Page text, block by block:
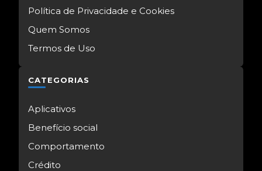
Política de Privacidade e Cookies
Quem Somos
Termos de Uso
CATEGORIAS
Aplicativos
Benefício social
Comportamento
Crédito